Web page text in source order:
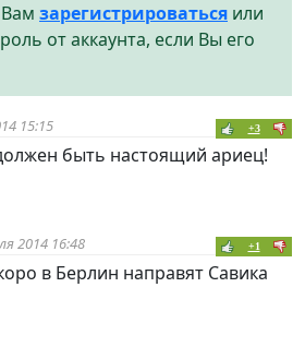
зарегистрироваться или
от аккаунта, если Вы его
15:15 +3
быть настоящий ариец!
2014 16:48 +1
в Берлин направят Савика